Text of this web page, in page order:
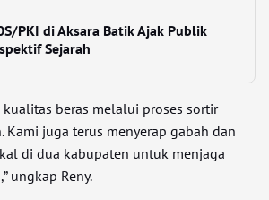
PKI di Aksara Batik Ajak Publik
Sejarah
beras melalui proses sortir
Kami juga terus menyerap gabah dan
di dua kabupaten untuk menjaga
ungkap Reny.